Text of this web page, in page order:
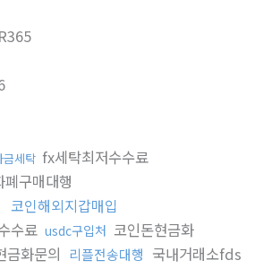
금세탁 fx세탁최저수수료
폐구매대행
코인해외지갑매입
수료 usdc구입처 코인돈현금화
금화문의 리플전송대행 국내거래소fds